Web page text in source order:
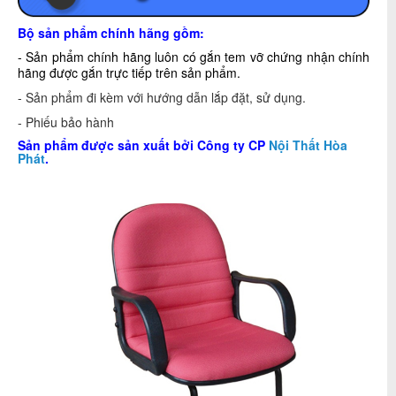
Bộ sản phẩm chính hãng gồm:
- Sản phẩm chính hãng luôn có gắn tem vỡ chứng nhận chính
hãng được gắn trực tiếp trên sản phẩm.
- Sản phẩm đi kèm với hướng dẫn lắp đặt, sử dụng.
- Phiếu bảo hành
Sản phẩm được sản xuất bởi Công ty CP Nội Thất Hòa
Phát.